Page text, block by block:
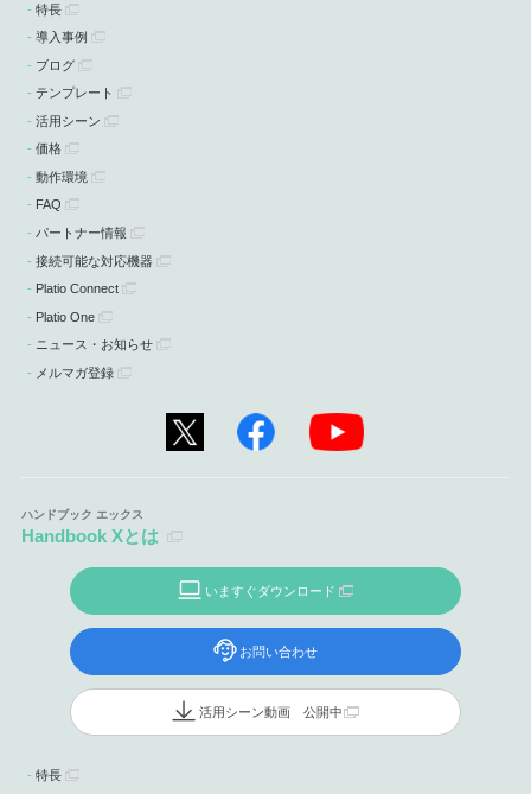
特長
導入事例
ブログ
テンプレート
活用シーン
価格
動作環境
FAQ
パートナー情報
接続可能な対応機器
Platio Connect
Platio One
ニュース・お知らせ
メルマガ登録
Handbook Xとは
いますぐダウンロード
お問い合わせ
活用シーン動画 公開中
特長